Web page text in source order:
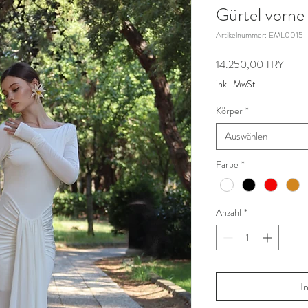
Gürtel vorne
Artikelnummer: EML0015
14.250,00 TRYPreis
inkl. MwSt.
Körper *
Auswählen
Farbe *
Anzahl *